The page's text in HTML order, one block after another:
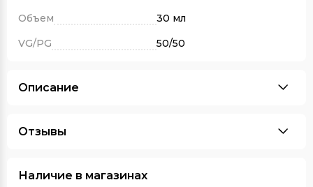
Объем
30 мл
VG/PG
50/50
Описание
Отзывы
Наличие в магазинах